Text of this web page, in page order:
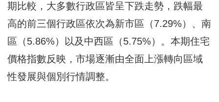
期比較，大多數行政區皆呈下跌走勢，跌幅最
高的前三個行政區依次為新市區（7.29%）、南
區（5.86%）以及中西區（5.75%）。本期住宅
價格指數反映，市場逐漸由全面上漲轉向區域
性發展與個別行情調整。